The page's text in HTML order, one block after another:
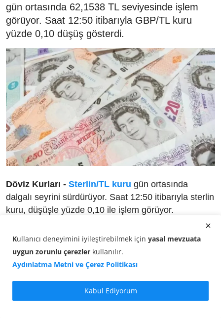
gün ortasında 62,1538 TL seviyesinde işlem
görüyor. Saat 12:50 itibarıyla GBP/TL kuru
yüzde 0,10 düşüş gösterdi.
Döviz Kurları - Sterlin/TL kuru gün ortasında
dalgalı seyrini sürdürüyor. Saat 12:50 itibarıyla sterlin
kuru, düşüşle yüzde 0,10 ile işlem görüyor.
1 İngiliz Sterlini, 62,1538 TL seviyesinde bulunuyor.
Sabah/Öğle itibarıyla döviz piyasasında:
Sterlin alış fiyatı: 62,0408 TL
62,1538 TL
Kullanıcı deneyimini iyileştirebilmek için yasal mevzuata
uygun zorunlu çerezler kullanılır.
Aydınlatma Metni ve Çerez Politikası
Kabul Ediyorum